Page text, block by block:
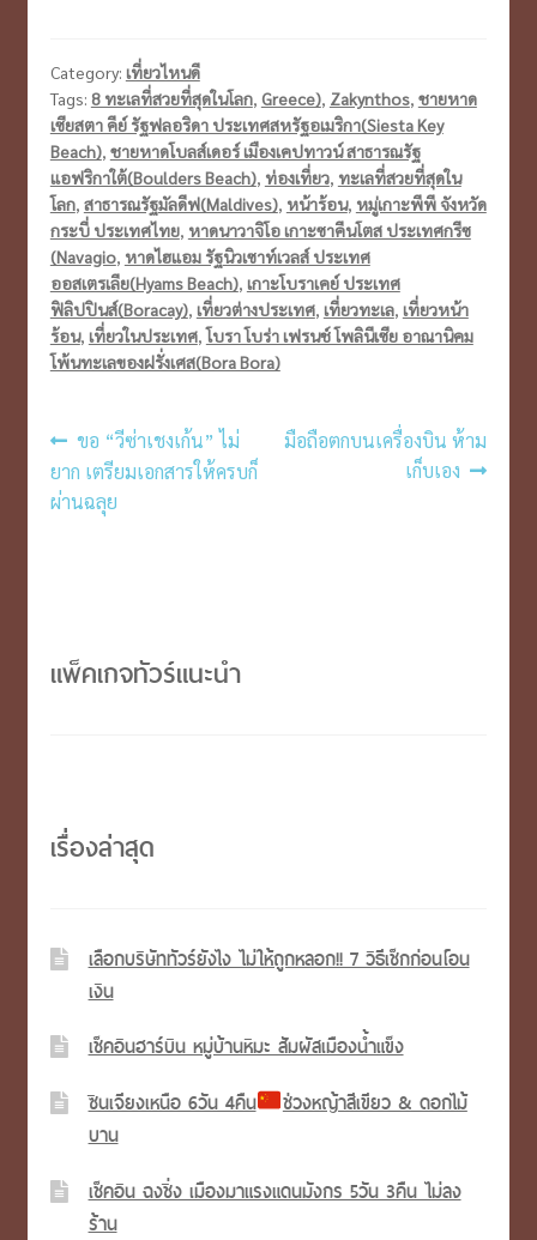
Category: เที่ยวไหนดี
Tags: 8 ทะเลที่สวยที่สุดในโลก, Greece), Zakynthos, ชายหาด
เซียสตา คีย์ รัฐฟลอริดา ประเทศสหรัฐอเมริกา(Siesta Key
Beach), ชายหาดโบลส์เดอร์ เมืองเคปทาวน์ สาธารณรัฐ
แอฟริกาใต้(Boulders Beach), ท่องเที่ยว, ทะเลที่สวยที่สุดใน
โลก, สาธารณรัฐมัลดีฟ(Maldives), หน้าร้อน, หมู่เกาะพีพี จังหวัด
กระบี่ ประเทศไทย, หาดนาวาจิโอ เกาะซาคีนโตส ประเทศกรีซ
(Navagio, หาดไฮแอม รัฐนิวเซาท์เวลส์ ประเทศ
ออสเตรเลีย(Hyams Beach), เกาะโบราเคย์ ประเทศ
ฟิลิปปินส์(Boracay), เที่ยวต่างประเทศ, เที่ยวทะเล, เที่ยวหน้า
ร้อน, เที่ยวในประเทศ,โบรา โบร่า เฟรนช์ โพลินีเซีย อาณานิคม
โพ้นทะเลของฝรั่งเศส(Bora Bora)
เมนู
นำทาง
Previous
post:
ขอ “วีซ่าเชงเก้น” ไม่
ยาก เตรียมเอกสารให้ครบก็
ผ่านฉลุย
Next
มือถือตกบนเครื่องบิน ห้าม
เก็บเอง
แพ็คเกจทัวร์แนะนำ
เรื่องล่าสุด
เลือกบริษัททัวร์ยังไง ไม่ให้ถูกหลอก!! 7 วิธีเช็กก่อนโอน
เงิน
เช็คอินฮาร์บิน หมู่บ้านหิมะ สัมผัสเมืองน้ำแข็ง
ซินเจียงเหนือ 6วัน 4คืน
ช่วงหญ้าสีเขียว & ดอกไม้
บาน
เช็คอิน ฉงชิ่ง เมืองมาแรงแดนมังกร 5วัน 3คืน ไม่ลง
ร้าน